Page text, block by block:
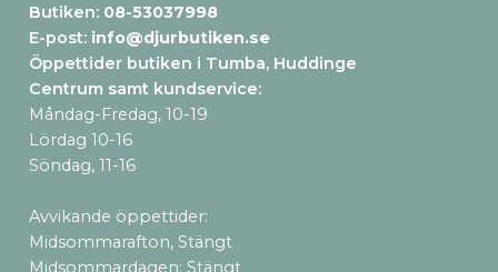
Butiken: 08-53037998
E-post: info@djurbutiken.se
Öppettider butiken i Tumba, Huddinge
Centrum samt kundservice:
Måndag-Fredag, 10-19
Lördag 10-16
Söndag, 11-16
Avvikande öppettider:
Midsommarafton, Stängt
Midsommardagen: Stängt